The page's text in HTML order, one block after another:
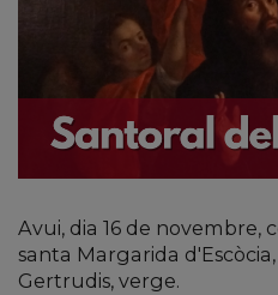
Avui, dia 16 de novembre,
santa Margarida
Gertrudis, verge.